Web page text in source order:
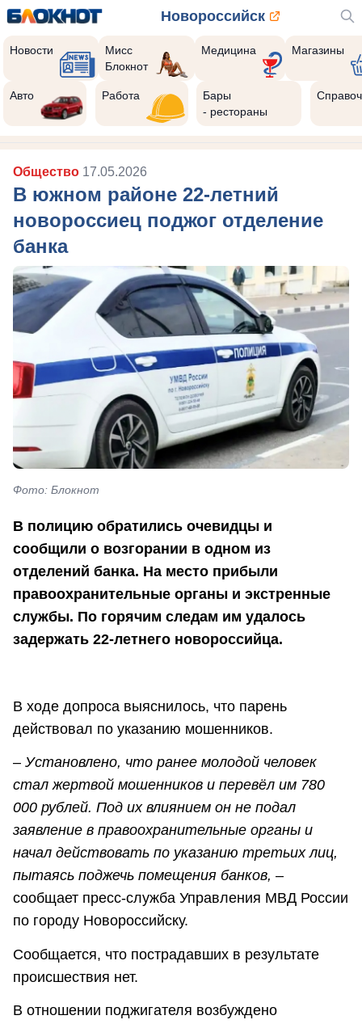
Новороссийск
Новости
Мисс
Блокнот
Медицина Магазины
Авто Работа
Бары
- рестораны
Общество 17.05.2026
В южном районе 22-летний
новороссиец поджог отделение
банка
Фото: Блокнот
В полицию обратились очевидцы и
сообщили о возгорании в одном из
отделений банка. На место прибыли
правоохранительные органы и экстренные
службы. По горячим следам им удалось
задержать 22-летнего новороссийца.
В ходе допроса выяснилось, что парень
действовал по указанию мошенников.
– Установлено, что ранее молодой человек
стал жертвой мошенников и перевёл им 780
000 рублей. Под их влиянием он не подал
заявление в правоохранительные органы и
начал действовать по указанию третьих лиц,
пытаясь поджечь помещения банков, –
сообщает пресс-служба Управления МВД России
по городу Новороссийску.
Сообщается, что пострадавших в результате
происшествия нет.
В отношении поджигателя возбуждено